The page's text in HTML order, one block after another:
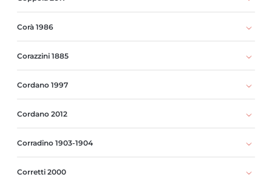
Corà 1986
Corazzini 1885
Cordano 1997
Cordano 2012
Corradino 1903-1904
Corretti 2000